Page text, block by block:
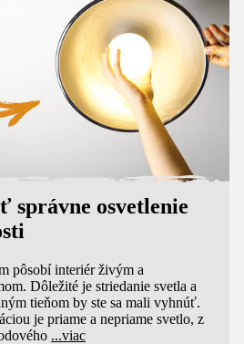
správne osvetlenie
pôsobí interiér živým a
Dôležité je striedanie svetla a
tieňom by ste sa mali vyhnúť.
je priame a nepriame svetlo, z
...viac